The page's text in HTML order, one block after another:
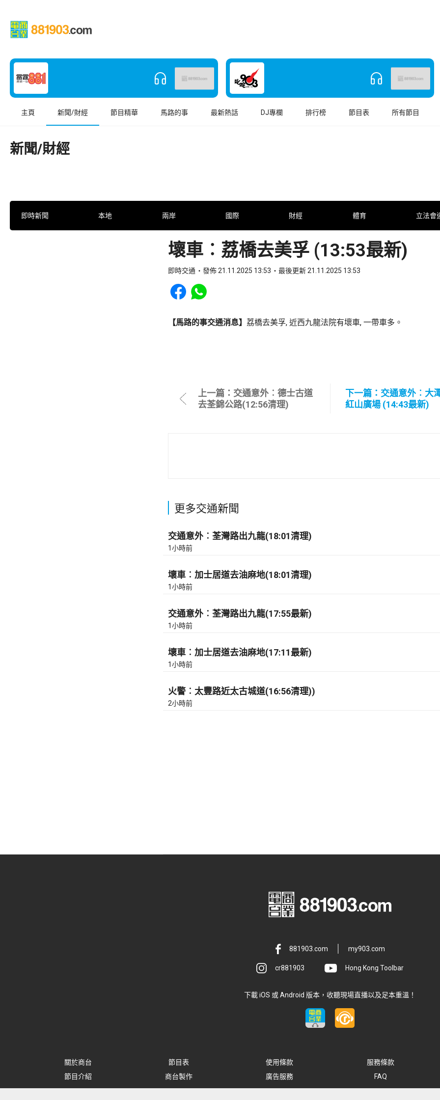
主頁 新聞/財經 節目精華 馬路的事 最新熱話 DJ專欄 排行榜 節目表 所有節目
新聞/財經
即時新聞 本地 兩岸 國際 財經 體育 立法會
壞車︰荔橋去美孚 (13:53最新)
即時交通 發佈 21.11.2025 13:53 最後更新 21.11.2025 13:53
Share to Facebook
Share to WhatsApp
【馬路的事交通消息】 荔橋去美孚, 近西九龍法院有壞車, 一帶車多。
上一篇：交通意外︰德士古道
去荃錦公路(12:56清理)
下一篇：交通意外︰大
紅山廣場 (14:43最新)
更多交通新聞
交通意外︰荃灣路出九龍(18:01清理)
1小時前
壞車︰加士居道去油麻地(18:01清理)
1小時前
交通意外︰荃灣路出九龍(17:55最新)
1小時前
壞車︰加士居道去油麻地(17:11最新)
1小時前
火警︰太豐路近太古城道(16:56清理))
2小時前
881903.com my903.com
cr881903 Hong Kong Toolbar
下載 iOS 或 Android 版本，收聽現場直播以及足本重溫！
關於商台 節目表 使用條款
服務條款
節目介紹
商台製作 廣告服務 FAQ